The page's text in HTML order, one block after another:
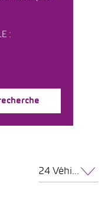
:
24 Véhicules par page